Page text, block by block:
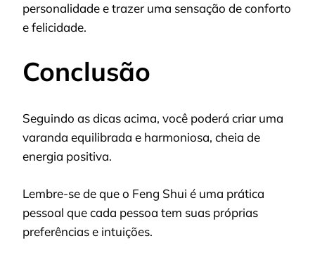
personalidade e trazer uma sensação de conforto
e felicidade.
Conclusão
Seguindo as dicas acima, você poderá criar uma
varanda equilibrada e harmoniosa, cheia de
energia positiva.
Lembre-se de que o Feng Shui é uma prática
pessoal que cada pessoa tem suas próprias
preferências e intuições.